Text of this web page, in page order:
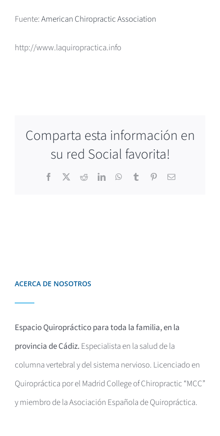
Fuente:American Chiropractic Association
http://www.laquiropractica.info
Comparta esta información en
su red Social favorita!
Facebook RedditLinkedInWhatsApp
Tumblr PinterestCorreo
ACERCA DE NOSOTROS
Espacio Quiropráctico para toda la familia, en la
provincia de Cádiz. Especialista en la salud de la
columna vertebral y del sistema nervioso. Licenciado en
Quiropráctica por el Madrid College of Chiropractic “MCC”
y miembro de la Asociación Española de Quiropráctica.